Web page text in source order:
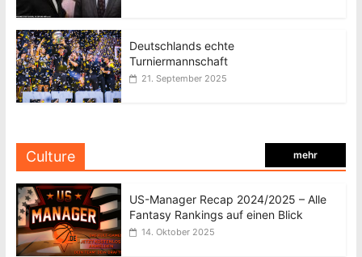
Deutschlands echte
Turniermannschaft
21. September 2025
Culture mehr
US-Manager Recap 2024/2025 – Alle
Fantasy Rankings auf einen Blick
14. Oktober 2025